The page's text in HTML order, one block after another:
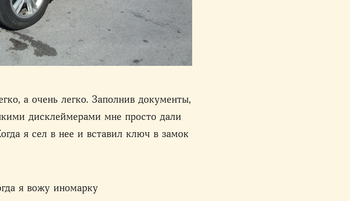
а очень легко. Заполнив документы,
дисклеймерами мне просто дали
я сел в нее и вставил ключ в замок
я вожу иномарку